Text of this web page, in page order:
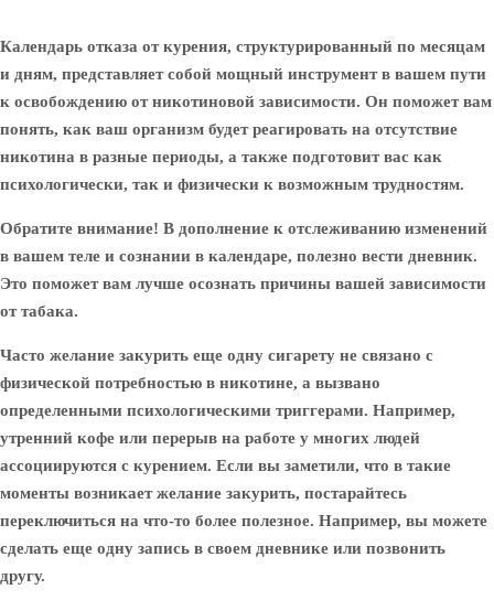
Календарь отказа от курения, структурированный по месяцам
и дням, представляет собой мощный инструмент в вашем пути
к освобождению от никотиновой зависимости. Он поможет вам
понять, как ваш организм будет реагировать на отсутствие
никотина в разные периоды, а также подготовит вас как
психологически, так и физически к возможным трудностям.
Обратите внимание! В дополнение к отслеживанию изменений
в вашем теле и сознании в календаре, полезно вести дневник.
Это поможет вам лучше осознать причины вашей зависимости
от табака.
Часто желание закурить еще одну сигарету не связано с
физической потребностью в никотине, а вызвано
определенными психологическими триггерами. Например,
утренний кофе или перерыв на работе у многих людей
ассоциируются с курением. Если вы заметили, что в такие
моменты возникает желание закурить, постарайтесь
переключиться на что-то более полезное. Например, вы можете
сделать еще одну запись в своем дневнике или позвонить
другу.